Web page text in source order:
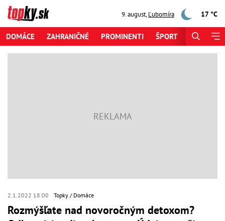
9. august,Ľubomíra 17 °C
DOMÁCE ZAHRANIČNÉ PROMINENTI ŠPORT
2.1.2022 18:00 Topky Domáce
Rozmýšľate nad novoročným detoxom?